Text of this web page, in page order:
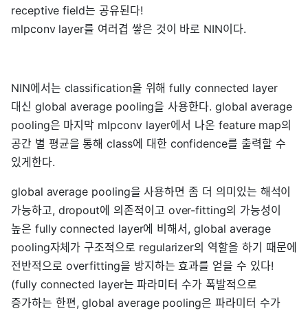
receptive field는 공유된다!
mlpconv layer를 여러겹 쌓은 것이 바로 NIN이다.
NIN에서는 classification을 위해 fully connected layer
대신 global average pooling을 사용한다. global average
pooling은 마지막 mlpconv layer에서 나온 feature map의
공간 별 평균을 통해 class에 대한 confidence를 출력할 수
있게한다.
global average pooling을 사용하면 좀 더 의미있는 해석이
가능하고, dropout에 의존적이고 over-fitting의 가능성이
높은 fully connected layer에 비해서, global average
pooling자체가 구조적으로 regularizer의 역할을 하기 때문에
전반적으로 overfitting을 방지하는 효과를 얻을 수 있다!
(fully connected layer는 파라미터 수가 폭발적으로
증가하는 한편, global average pooling은 파라미터 수가